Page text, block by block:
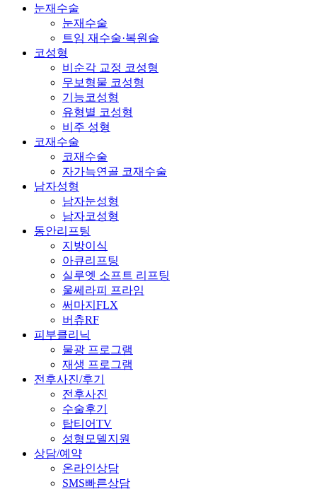
눈재수술
눈재수술
트임 재수술·복원술
코성형
비순각 교정 코성형
무보형물 코성형
기능코성형
유형별 코성형
비주 성형
코재수술
코재수술
자가늑연골 코재수술
남자성형
남자눈성형
남자코성형
동안리프팅
지방이식
아큐리프팅
실루엣 소프트 리프팅
울쎄라피 프라임
써마지FLX
버츄RF
피부클리닉
물광 프로그램
재생 프로그램
전후사진/후기
전후사진
수술후기
탑티어TV
성형모델지원
상담/예약
온라인상담
SMS빠른상담